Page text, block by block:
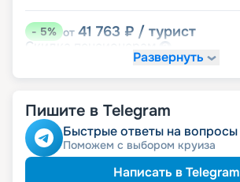
-5% от 41 763 ₽ / турист
Скидка
Развернуть
Пишите в Telegram
Быстрые ответы на вопросы
Поможем с выбором круиза
Написать в Telegram